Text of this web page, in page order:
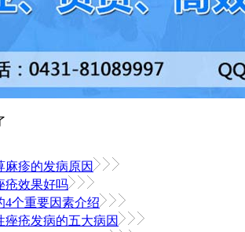
麻疹的发病原因
疮效果好吗
4个重要因素介绍
痤疮发病的五大病因